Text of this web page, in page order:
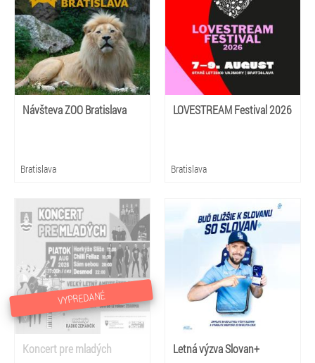
Návšteva ZOO Bratislava
Bratislava
LOVESTREAM Festival 2026
Bratislava
VYPREDANÉ
Koncert pre mladých Letná výzva Slovan+